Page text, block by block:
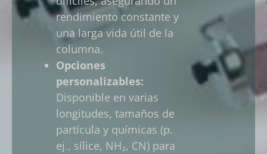
rendimiento constante y
una larga vida útil de la
columna.
Opciones
personalizables:
Disponible en varias
longitudes, tamaños de
partícula y químicas (p.
ej., sílice, NH₂, CN) para